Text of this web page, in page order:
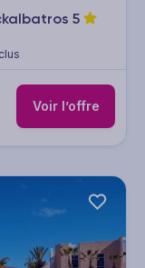
5
Voir l’offre